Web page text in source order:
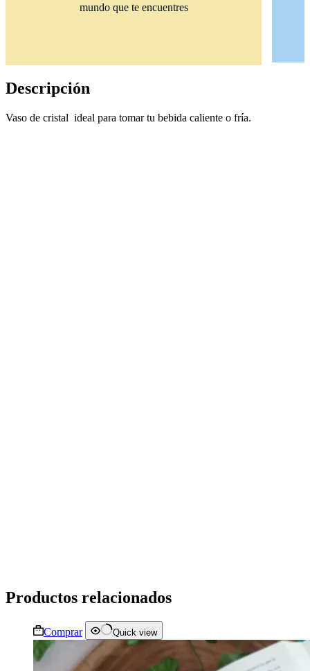
mundo que te encuentres
Descripción
Vaso de cristal ideal para tomar tu bebida caliente o fría.
Productos relacionados
Comprar Quick view